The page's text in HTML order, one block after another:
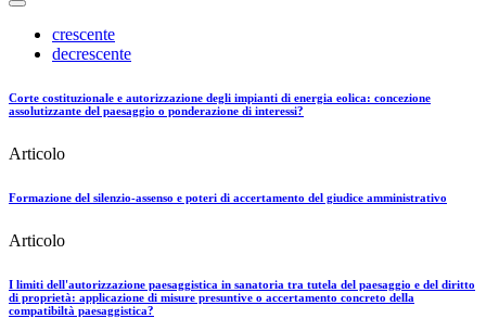
crescente
decrescente
Corte costituzionale e autorizzazione degli impianti di energia eolica: concezione
assolutizzante del paesaggio o ponderazione di interessi?
Articolo
Formazione del silenzio-assenso e poteri di accertamento del giudice amministrativo
Articolo
I limiti dell'autorizzazione paesaggistica in sanatoria tra tutela del paesaggio e del diritto
di proprietà: applicazione di misure presuntive o accertamento concreto della
compatibiltà paesaggistica?